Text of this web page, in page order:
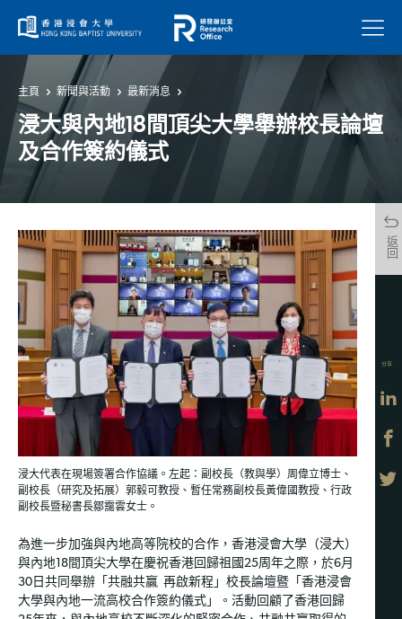
菜單
主頁 新聞與活動 最新消息
浸大與內地18間頂尖大學舉辦校長論壇
及合作簽約儀式
返回
浸大代表在現場簽署合作協議。左起：副校長（教與學）周偉立博士、
副校長（研究及拓展）郭毅可教授、暫任常務副校長黃偉國教授、行政
副校長暨秘書長鄒靄雲女士。
為進一步加強與內地高等院校的合作，香港浸會大學（浸大）
與內地18間頂尖大學在慶祝香港回歸祖國25周年之際，於6月
30日共同舉辦「共融共贏 再啟新程」校長論壇暨「香港浸會
大學與內地一流高校合作簽約儀式」。活動回顧了香港回歸
分享